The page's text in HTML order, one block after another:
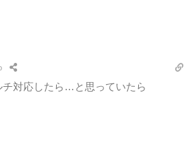
チ対応したら…と思っていたら